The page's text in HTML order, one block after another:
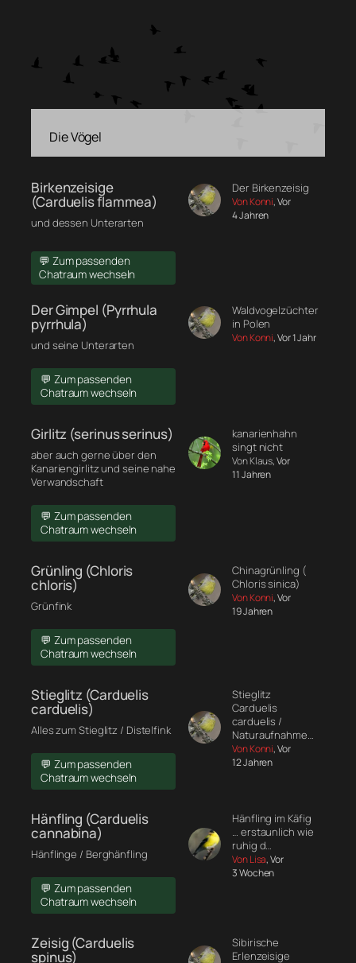
Die Vögel
Birkenzeisige
(Carduelis flammea)
und dessen Unterarten
💬 Zum passenden
Chatraum wechseln
Der Birkenzeisig
Von Konni, Vor
4 Jahren
Der Gimpel (Pyrrhula
pyrrhula)
und seine Unterarten
💬 Zum passenden
Chatraum wechseln
Waldvogelzüchter
in Polen
Von Konni, Vor 1 Jahr
Girlitz (serinus serinus)
aber auch gerne über den
Kanariengirlitz und seine nahe
Verwandschaft
💬 Zum passenden
Chatraum wechseln
kanarienhahn
singt nicht
Von Klaus, Vor
11 Jahren
Grünling (Chloris
chloris)
Grünfink
💬 Zum passenden
Chatraum wechseln
Chinagrünling (
Chloris sinica)
Von Konni, Vor
19 Jahren
Stieglitz (Carduelis
carduelis)
Alles zum Stieglitz / Distelfink
💬 Zum passenden
Chatraum wechseln
Stieglitz
Carduelis
carduelis /
Naturaufnahme…
Von Konni, Vor
12 Jahren
Hänfling (Carduelis
cannabina)
Hänflinge / Berghänfling
💬 Zum passenden
Chatraum wechseln
Hänfling im Käfig
… erstaunlich wie
ruhig d…
Von Lisa, Vor
3 Wochen
Zeisig (Carduelis
spinus)
Sibirische
Erlenzeisige